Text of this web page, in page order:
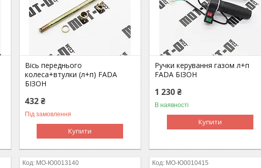
Вісь переднього
колеса+втулки (л+п) FADA
БІЗОН
432 ₴
Під замовлення
Купити
Ручки керування газом л+п
FADA БІЗОН
1 230 ₴
В наявності
Купити
MO-Ю0013140 MO-Ю0010415